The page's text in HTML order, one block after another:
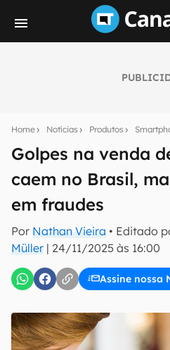
Home Notícias Produtos
Golpes na venda
caem no Brasil,
em fraudes
Por Nathan Vieira • Editado
Müller | 24/11/2025 às 16:00
Assine nossa
notícias e reviews sobre
mão.
E-mail
Confirmo que li, aceito e
Uso e Política de Privacidade